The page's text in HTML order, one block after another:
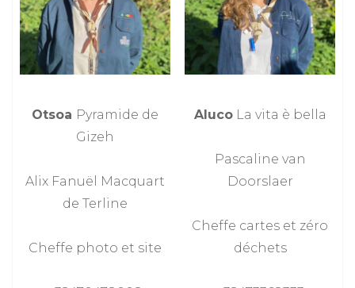
Otsoa Pyramide de
Gizeh
Alix Fanuël Macquart
de Terline
Cheffe photo et site
AlucoLa vita è bella
Pascaline van
Doorslaer
Cheffe cartes et zéro
déchets